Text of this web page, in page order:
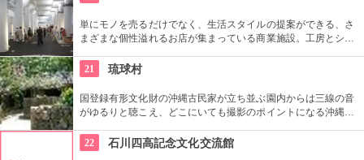
単にモノを売るだけでなく、生活スタイルの提案ができる、さ
まざまな個性溢れるお店が集まっている商業施設。工房とショ
ワークショップもあり。
21 琉球村
国登録有形文化財の沖縄古民家が立ち並ぶ園内からは三線の音
がゆるりと聴こえ、どこにいても撮影のポイントになる沖縄ら
り、どれを体験したら良いか迷ってしまう程！沖縄を丸ごと感
じるならぜひココへ。
22 石川四高記念文化交流館